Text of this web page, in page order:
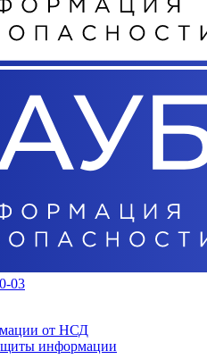
03
от НСД
информации